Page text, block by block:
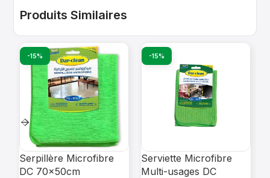
Produits Similaires
-15%
Serpillère Microfibre
DC 70x50cm
-15%
Serviette Microfibre
Multi-usages DC